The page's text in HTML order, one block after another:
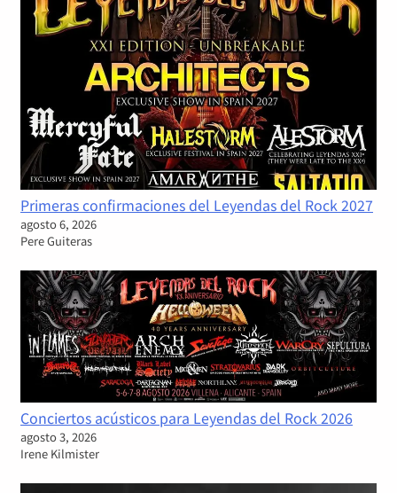
Primeras confirmaciones del Leyendas del Rock 2027
agosto 6, 2026
Pere Guiteras
Conciertos acústicos para Leyendas del Rock 2026
agosto 3, 2026
Irene Kilmister